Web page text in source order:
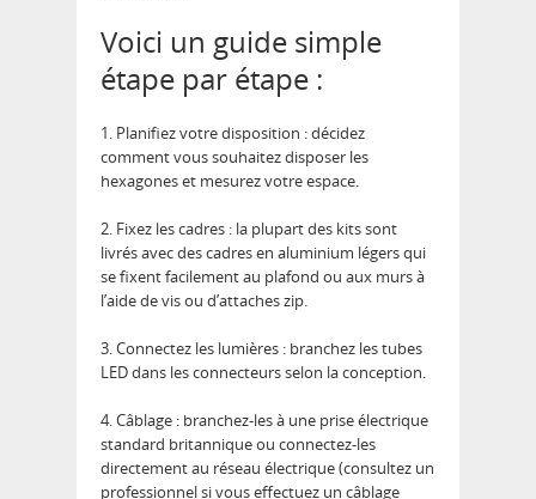
Voici un guide simple
étape par étape :
1. Planifiez votre disposition : décidez
comment vous souhaitez disposer les
hexagones et mesurez votre espace.
2. Fixez les cadres : la plupart des kits sont
livrés avec des cadres en aluminium légers qui
se fixent facilement au plafond ou aux murs à
l’aide de vis ou d’attaches zip.
3. Connectez les lumières : branchez les tubes
LED dans les connecteurs selon la conception.
4. Câblage : branchez-les à une prise électrique
standard britannique ou connectez-les
directement au réseau électrique (consultez un
professionnel si vous effectuez un câblage